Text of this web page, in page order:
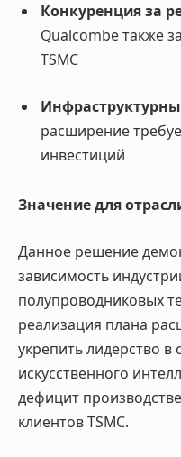
Конкуренция за
Qualcombe также
TSMC
расширение
инвестиций
Значение для
Данное решение
зависимость
полупроводниковых
реализация плана
укрепить лидерство в
искусственного
дефицит
клиентов TSMC.